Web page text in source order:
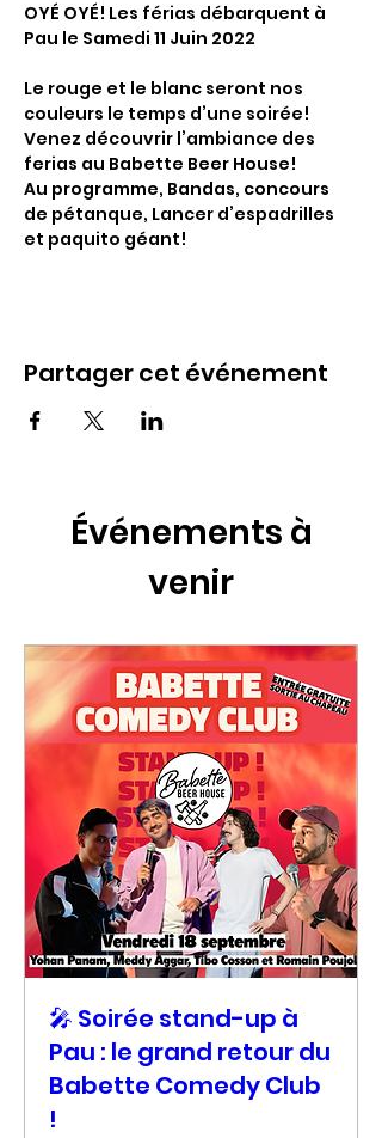
OYÉ OYÉ! Les férias débarquent à
Pau le Samedi 11 Juin 2022
Le rouge et le blanc seront nos
couleurs le temps d’une soirée!
Venez découvrir l’ambiance des
ferias au Babette Beer House!
Au programme, Bandas, concours
de pétanque, Lancer d’espadrilles
et paquito géant!
Partager cet événement
Événements à
venir
🎤 Soirée stand-up à
Pau : le grand retour du
Babette Comedy Club
!